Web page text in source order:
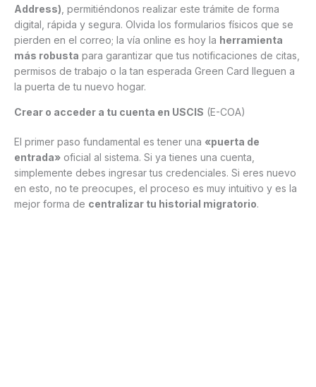
Address) , permitiéndonos realizar este trámite de forma
digital, rápida y segura. Olvida los formularios físicos que se
pierden en el correo; la vía online es hoy la herramienta
más robusta para garantizar que tus notificaciones de citas,
permisos de trabajo o la tan esperada Green Card lleguen a
la puerta de tu nuevo hogar.
Crear o acceder a tu cuenta en USCIS (E-COA)
El primer paso fundamental es tener una «puerta de
entrada» oficial al sistema. Si ya tienes una cuenta,
simplemente debes ingresar tus credenciales. Si eres nuevo
en esto, no te preocupes, el proceso es muy intuitivo y es la
mejor forma de centralizar tu historial migratorio.